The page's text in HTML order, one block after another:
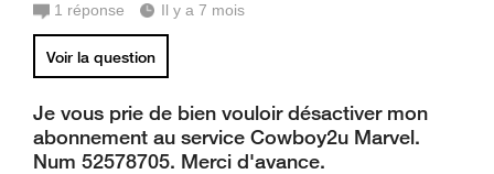
1 réponse Il y a 7 mois
Voir la question
Je vous prie de bien vouloir désactiver mon
abonnement au service Cowboy2u Marvel.
Num 52578705. Merci d'avance.